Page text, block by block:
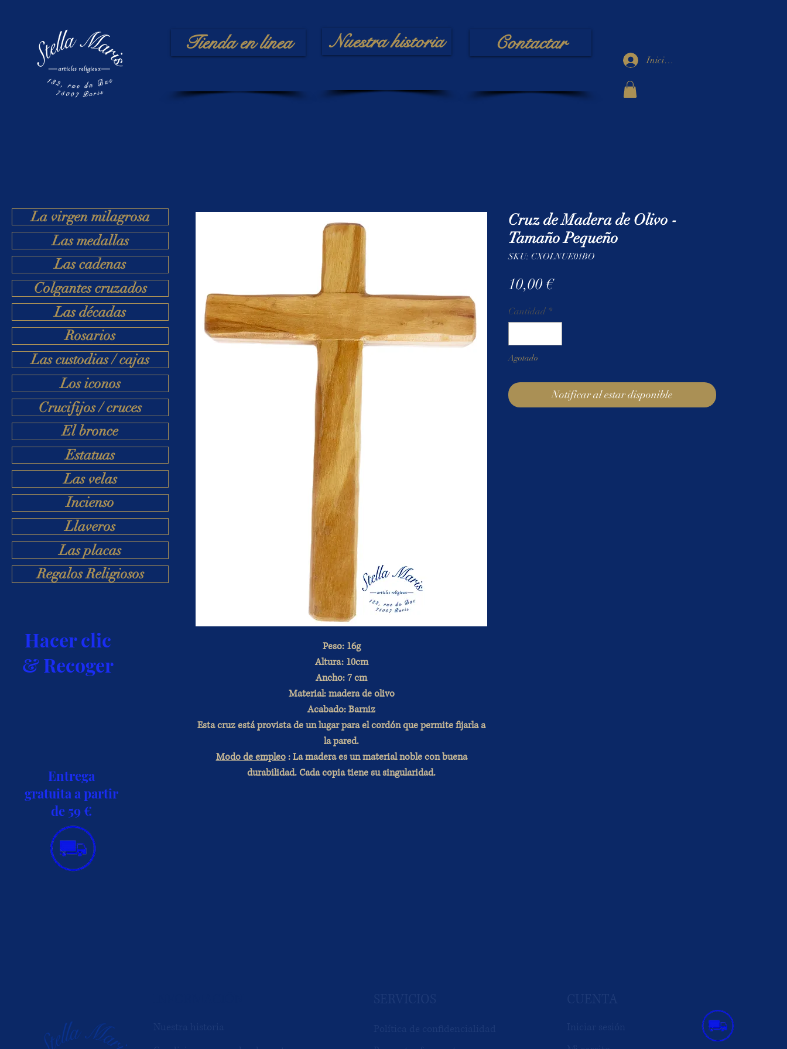
Tienda en línea Nuestra historia Contactar
Iniciar sesión
La virgen milagrosa
Las medallas
Las cadenas
Colgantes cruzados
Las décadas
Rosarios
Las custodias / cajas
Los iconos
Crucifijos / cruces
El bronce
Estatuas
Las velas
Incienso
Llaveros
Las placas
Regalos Religiosos
Hacer clic
& Recoger
Entrega
gratuita a partir
de 59 €
Peso: 16g
Altura: 10cm
Ancho: 7 cm
Material: madera de olivo
Acabado: Barniz
Esta cruz está provista de un lugar para el cordón que permite fijarla a
la pared.
Modo de empleo: La madera es un material noble con buena
durabilidad. Cada copia tiene su singularidad.
Cruz de Madera de Olivo -
Tamaño Pequeño
SKU: CXOLNUE01BO
10,00 €Precio
Cantidad *
Agotado
Notificar al estar disponible